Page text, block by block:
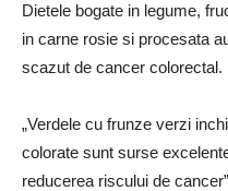
Dietele bogate in legume,
in carne rosie si procesata
scazut de cancer colorectal.
„Verdele cu frunze verzi
colorate sunt surse
reducerea riscului de